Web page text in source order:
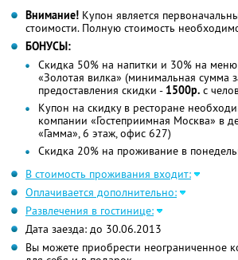
Внимание! Купон является
стоимости. Полную стоимость
БОНУСЫ:
Скидка 50% на напитки и 30% на
«Золотая вилка» (минимальная сумма
предоставления скидки - 1500р. с
Купон на скидку в ресторане
компании «Гостеприимная Москва» в
«Гамма», 6 этаж, офис 627)
Скидка 20% на проживание в
В стоимость проживания входит:
Оплачивается дополнительно:
Развлечения в гостинице:
Дата заезда: до 30.06.2013
Вы можете приобрести неограниченное